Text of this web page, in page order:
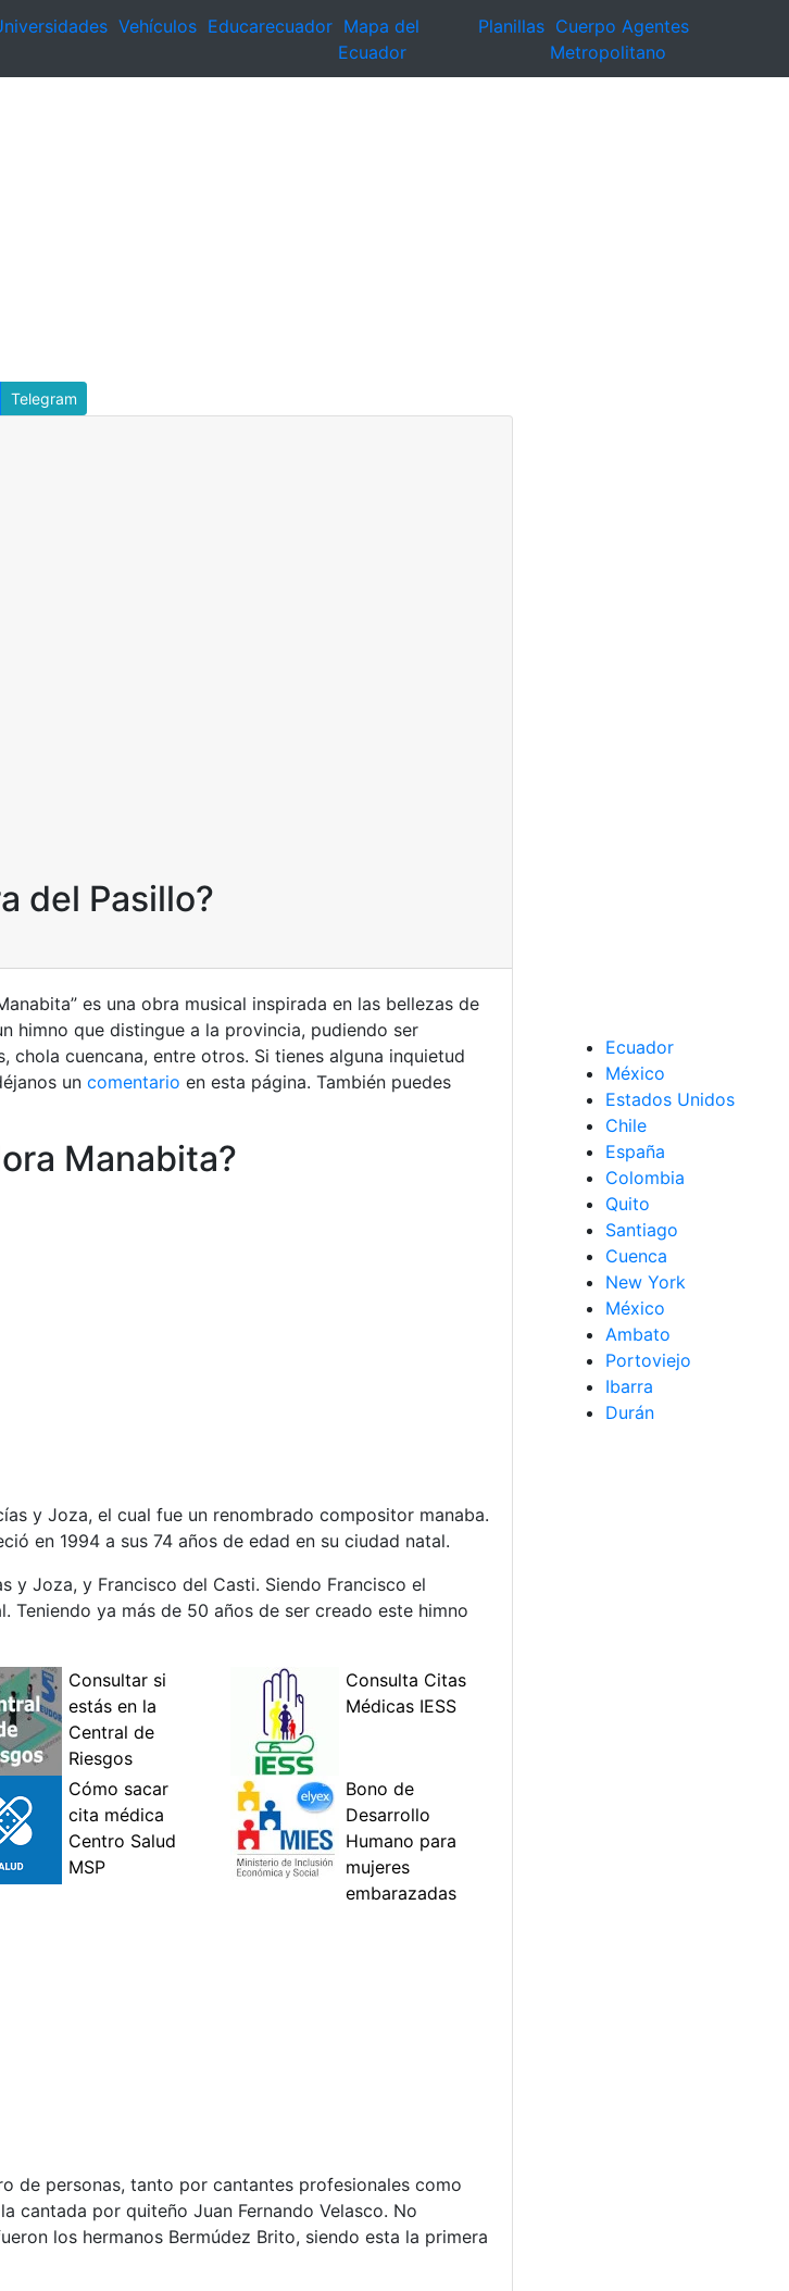
Vehículos Educarecuador Mapa del
Ecuador
Planillas Cuerpo Agentes
Metropolitano
Telegram
del Pasillo?
es una obra musical inspirada en las bellezas de
himno que distingue a la provincia, pudiendo ser
cuencana, entre otros. Si tienes alguna inquietud
un comentario en esta página. También puedes
Manabita?
y Joza, el cual fue un renombrado compositor manaba.
en 1994 a sus 74 años de edad en su ciudad natal.
y Joza, y Francisco del Casti. Siendo Francisco el
ya más de 50 años de ser creado este himno
de personas, tanto por cantantes profesionales como
cantada por quiteño Juan Fernando Velasco. No
los hermanos Bermúdez Brito, siendo esta la primera
Ecuador
México
Estados Unidos
Chile
España
Colombia
Quito
Santiago
Cuenca
New York
México
Ambato
Portoviejo
Ibarra
Durán